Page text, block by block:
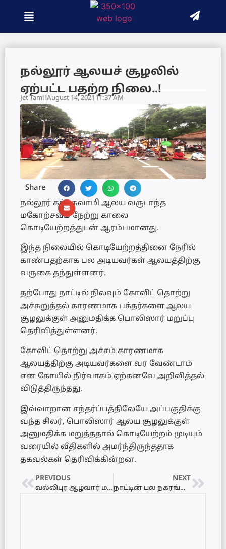
நல்லூர் ஆலயச் சூழலில்
ஏற்பட்ட பதற்ற நிலை..!
Jet TamilAugust 14, 2021 11:37 AM
Share
நல்லூர் கந்தசுவாமி ஆலய வருடாந்த
மகோற்சவம் நேற்று காலை
கொடியேற்றத்துடன் ஆரம்பமானது.
இந்த நிலையில் கொடியேற்றத்தினை நேரில்
காண்பதற்காக பல அடியவர்கள் ஆலயத்திற்கு
வருகை தந்துள்ளனர்.
தற்போது நாட்டில் நிலவும் கோவிட் தொற்று
அச்சுறுத்தல் காரணமாக பக்தர்களை ஆலய
சூழலுக்குள் அனுமதிக்க பொலிஸார் மறுப்பு
தெரிவித்துள்ளனர்.
கோவிட் தொற்று அச்சம் காரணமாக
ஆலயத்திற்கு அடியவர்களை வர வேண்டாம்
என கோயில் நிர்வாகம் ஏற்கனவே அறிவித்தல்
விடுத்திருந்தது.
இவ்வாறான சந்தர்ப்பத்திலேயே அப்பகுதிக்கு
வந்த சிலர், பொலிஸார் ஆலய சூழலுக்குள்
அனுமதிக்க மறுத்ததால் கொடியேற்றம் முடியும்
வரையில் வீதிகளில் அமர்ந்திருந்ததாக
தகவல்கள் தெரிவிக்கின்றன.
PREVIOUS
வல்லிபுர ஆழ்வார் மகோற்சவத்தை சுகாதார முறைப்படி நடாத்த தீர்மானம்!
NEXT
நாட்டின் பல நகரங்கள் முடக்கம்..!